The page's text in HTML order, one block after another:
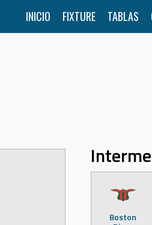
INICIO FIXTURE TABLAS
Boston